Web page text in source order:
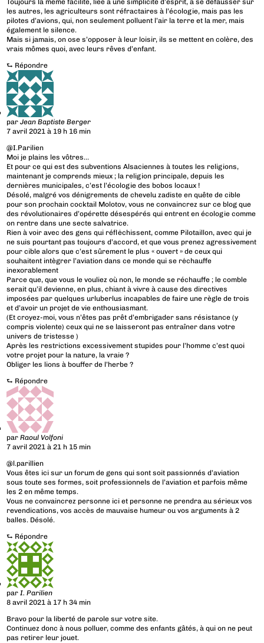
Toujours la même facilité, liée à une simplicité d’esprit, à se défausser sur
les autres, les agriculteurs sont réfractaires à l’écologie, mais pas les
pilotes d’avions, qui, non seulement polluent l’air la terre et la mer, mais
également le silence.
Mais si jamais, on ose s’opposer à leur loisir, ils se mettent en colère, des
vrais mômes quoi, avec leurs rêves d’enfant.
⮑ Répondre
parJean Baptiste Berger
7 avril 2021 à 19 h 16 min
@I.Parilien
Moi je plains les vôtres…
Et pour ce qui est des subventions Alsaciennes à toutes les religions,
maintenant je comprends mieux ; la religion principale, depuis les
dernières municipales, c’est l’écologie des bobos locaux !
Désolé, malgré vos dénigrements de chevelu zadiste en quête de cible
pour son prochain cocktail Molotov, vous ne convaincrez sur ce blog que
des révolutionaires d’opérette désespérés qui entrent en écologie comme
on rentre dans une secte salvatrice.
Rien à voir avec des gens qui réflėchissent, comme Pilotaillon, avec qui je
ne suis pourtant pas toujours d’accord, et que vous prenez agressivement
pour cible alors que c’est sûrement le plus « ouvert » de ceux qui
souhaitent intègrer l’aviation dans ce monde qui se rėchauffe
inexorablement
Parce que, que vous le vouliez où non, le monde se réchauffe ; le comble
serait qu’il devienne, en plus, chiant à vivre à cause des directives
imposées par quelques urluberlus incapables de faire une règle de trois
et d’avoir un projet de vie enthousiasmant.
(Et croyez-moi, vous n’êtes pas prêt d’embrigader sans résistance (y
compris violente) ceux qui ne se laisseront pas entraîner dans votre
univers de tristesse )
Après les restrictions excessivement stupides pour l’homme c’est quoi
votre projet pour la nature, la vraie ?
Obliger les lions à bouffer de l’herbe ?
⮑ Répondre
parRaoul Volfoni
7 avril 2021 à 21 h 15 min
@l.parillien
Vous êtes ici sur un forum de gens qui sont soit passionnés d’aviation
sous toute ses formes, soit professionnels de l’aviation et parfois même
les 2 en même temps.
Vous ne convaincrez personne ici et personne ne prendra au sérieux vos
revendications, vos accès de mauvaise humeur ou vos arguments à 2
balles. Désolé.
⮑ Répondre
parI. Parilien
8 avril 2021 à 17 h 34 min
Bravo pour la liberté de parole sur votre site.
Continuez donc à nous polluer, comme des enfants gâtés, à qui on ne peut
pas retirer leur jouet.